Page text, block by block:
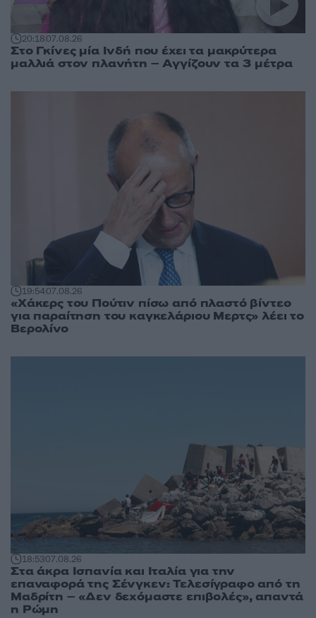
20:1807.08.26
Στο Γκίνες μία Ινδή που έχει τα μακρύτερα
μαλλιά στον πλανήτη – Αγγίζουν τα 3 μέτρα
19:5407.08.26
«Χάκερς του Πούτιν πίσω από πλαστό βίντεο
για παραίτηση του καγκελάριου Μερτς» λέει το
Βερολίνο
18:5307.08.26
Στα άκρα Ισπανία και Ιταλία για την
επαναφορά της Σένγκεν: Τελεσίγραφο από τη
Μαδρίτη – «Δεν δεχόμαστε επιβολές», απαντά
η Ρώμη